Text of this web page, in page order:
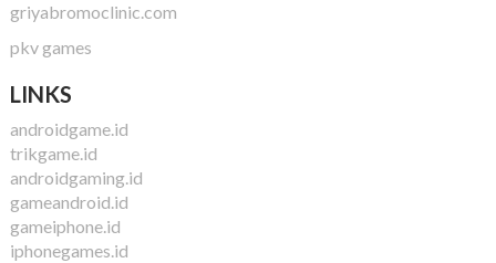
griyabromoclinic.com
pkv games
LINKS
androidgame.id
trikgame.id
androidgaming.id
gameandroid.id
gameiphone.id
iphonegames.id